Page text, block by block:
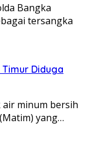
Bangka
tersangka
Diduga
minum bersih
yang…